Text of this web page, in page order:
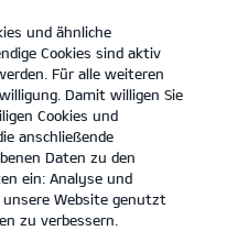
KONTAKT
und ähnliche
Cookies sind aktiv
Für alle weiteren
Damit willigen Sie
Cookies und
anschließende
Daten zu den
ein: Analyse und
unsere Website genutzt
zu verbessern.